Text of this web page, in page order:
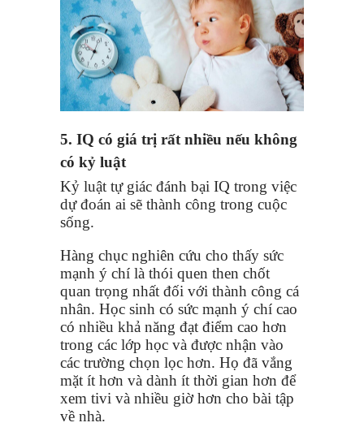
5. IQ có giá trị rất nhiều nếu không
có kỷ luật
Kỷ luật tự giác đánh bại IQ trong việc
dự đoán ai sẽ thành công trong cuộc
sống.
Hàng chục nghiên cứu cho thấy sức
mạnh ý chí là thói quen then chốt
quan trọng nhất đối với thành công cá
nhân. Học sinh có sức mạnh ý chí cao
có nhiều khả năng đạt điểm cao hơn
trong các lớp học và được nhận vào
các trường chọn lọc hơn. Họ đã vắng
mặt ít hơn và dành ít thời gian hơn để
xem tivi và nhiều giờ hơn cho bài tập
về nhà.